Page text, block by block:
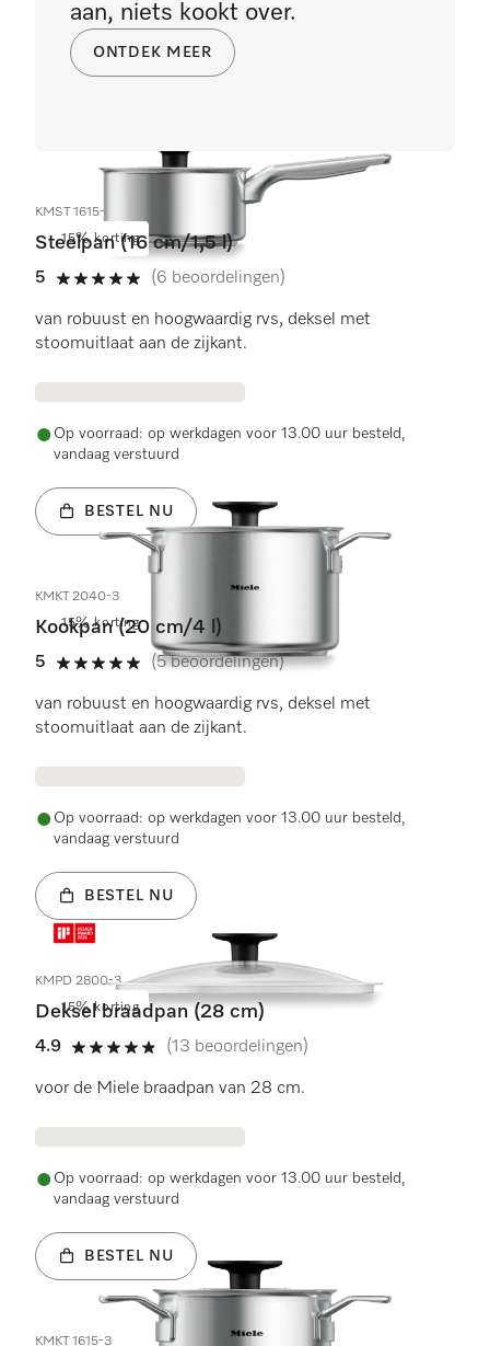
15% korting
KMST 1615-3
Steelpan (16 cm/1,5 l)
5
5 sterren op 5
(6 beoordelingen)
van robuust en hoogwaardig rvs, deksel met
stoomuitlaat aan de zijkant.
Op voorraad: op werkdagen voor 13.00 uur besteld,
vandaag verstuurd
BESTEL NU
15% korting
KMKT 2040-3
Kookpan (20 cm/4 l)
5
5 sterren op 5
(5 beoordelingen)
van robuust en hoogwaardig rvs, deksel met
stoomuitlaat aan de zijkant.
Op voorraad: op werkdagen voor 13.00 uur besteld,
vandaag verstuurd
BESTEL NU
15% korting
KMPD 2800-3
Deksel braadpan (28 cm)
4.9
4.9 sterren op 5
(13 beoordelingen)
voor de Miele braadpan van 28 cm.
Op voorraad: op werkdagen voor 13.00 uur besteld,
vandaag verstuurd
BESTEL NU
KMKT 1615-3
aan, niets kookt over.
ONTDEK MEER